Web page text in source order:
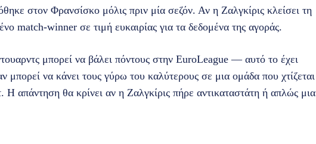
στον Φρανσίσκο μόλις πριν μία σεζόν. Αν η Ζαλγκίρις κλείσει τη
match-winner σε τιμή ευκαιρίας για τα δεδομένα της αγοράς.
μπορεί να βάλει πόντους στην EuroLeague — αυτό το έχει
μπορεί να κάνει τους γύρω του καλύτερους σε μια ομάδα που χτίζεται
απάντηση θα κρίνει αν η Ζαλγκίρις πήρε αντικαταστάτη ή απλώς μια